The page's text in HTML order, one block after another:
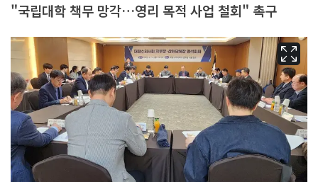
"국립대학 책무 망각…영리 목적 사업 철회" 촉구